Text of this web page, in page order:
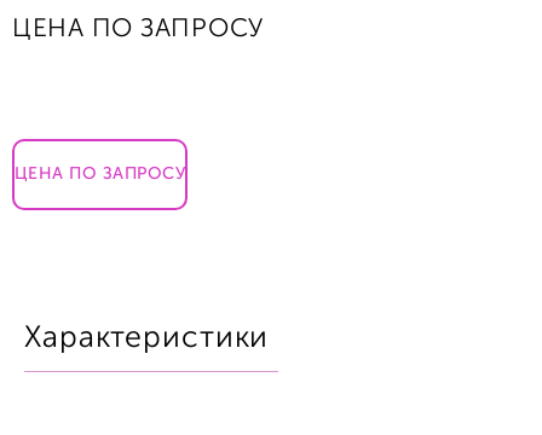
ЦЕНА ПО ЗАПРОСУ
ЦЕНА ПО ЗАПРОСУ
Характеристики